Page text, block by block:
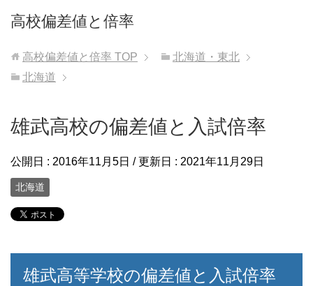
高校偏差値と倍率
高校偏差値と倍率 TOP
北海道・東北
北海道
雄武高校の偏差値と入試倍率
公開日 : 2016年11月5日 / 更新日 : 2021年11月29日
北海道
雄武高等学校の偏差値と入試倍率